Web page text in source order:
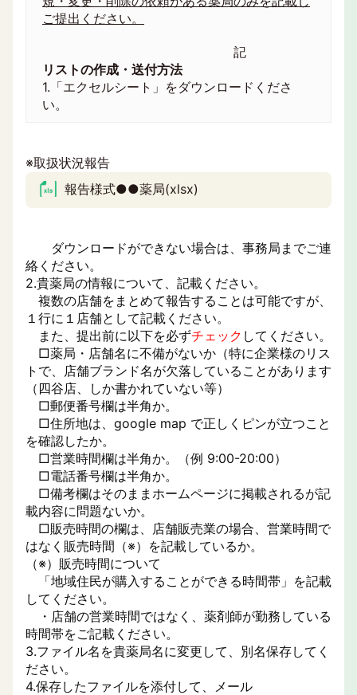
ご提出ください。
記
リストの作成・送付方法
1.「エクセルシート」をダウンロードくださ
い。
※取扱状況報告
報告様式●●薬局(xlsx)
ダウンロードができない場合は、事務局までご連
絡ください。
2.貴薬局の情報について、記載ください。
複数の店舗をまとめて報告することは可能ですが、
１行に１店舗として記載ください。
また、提出前に以下を必ずチェック してください。
□薬局・店舗名に不備がないか（特に企業様のリス
トで、店舗ブランド名が欠落していることがあります
（四谷店、しか書かれていない等）
□郵便番号欄は半角か。
□住所地は、google map で正しくピンが立つこと
を確認したか。
□営業時間欄は半角か。（例 9:00-20:00）
□電話番号欄は半角か。
□備考欄はそのままホームページに掲載されるが記
載内容に問題ないか。
□販売時間の欄は、店舗販売業の場合、営業時間で
はなく販売時間（※）を記載しているか。
（※）販売時間について
「地域住⺠が購⼊することができる時間帯」を記載
してください。
・店舗の営業時間ではなく、薬剤師が勤務している
時間帯をご記載ください。
3.ファイル名を貴薬局名に変更して、別名保存してく
ださい。
4.保存したファイルを添付して、メール